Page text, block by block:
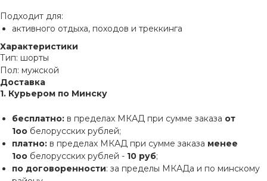
Подходит для:
активного отдыха, походов и треккинга
Характеристики
Тип: шорты
Пол: мужской
Доставка
1. Курьером по Минску
бесплатно: в пределах МКАД при сумме заказа от
1оо белорусских рублей;
платно: в пределах МКАД при сумме заказа менее
1оо белорусских рублей - 10 руб;
по договоренности: за пределы МКАДа и по минскому